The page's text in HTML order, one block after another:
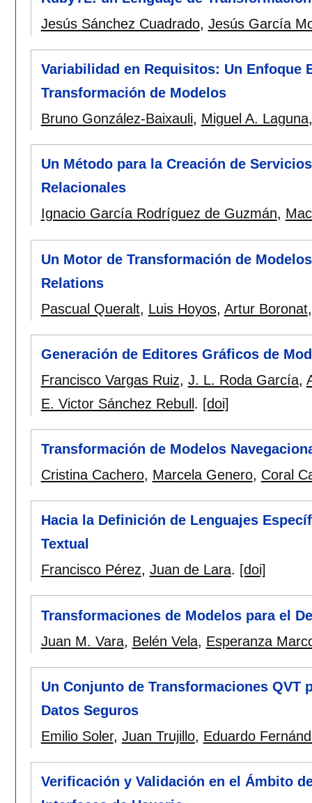
Jesús Sánchez Cuadrado, Jesús García
Variabilidad en Requisitos: Un Enfoque
Transformación de Modelos
Bruno González-Baixauli, Miguel A. Laguna
Un Método para la Creación de
Relacionales
Ignacio García Rodríguez de Guzmán,
Un Motor de Transformación de
Relations
Pascual Queralt, Luis Hoyos, Artur Boronat
Generación de Editores Gráficos de
Francisco Vargas Ruiz, J. L. Roda García,
E. Victor Sánchez Rebull . [doi]
Transformación de Modelos
Cristina Cachero, Marcela Genero, Coral
Hacia la Definición de Lenguajes
Textual
Francisco Pérez, Juan de Lara. [doi]
Transformaciones de Modelos para el
Juan M. Vara, Belén Vela, Esperanza
Un Conjunto de Transformaciones QVT
Datos Seguros
Emilio Soler, Juan Trujillo, Eduardo
Verificación y Validación en el Ámbito